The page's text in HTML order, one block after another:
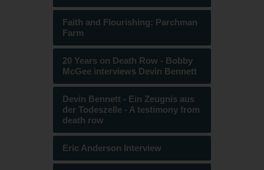
Faith and Flourishing: Parchman
Farm
20 Years on Death Row - Bobby
McGee interviews Devin Bennett
Devin Bennett - Ein Zeugnis aus
der Todeszelle - A testimony from
death row
Eric Anderson Interview